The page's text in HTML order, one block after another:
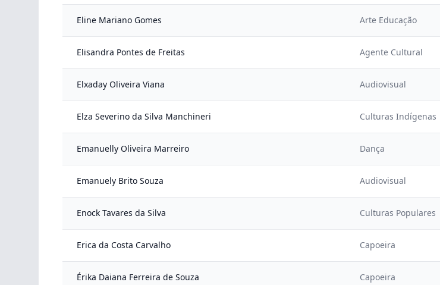
Eline Mariano Gomes Arte Educação
Elisandra Pontes de Freitas Agente Cultural
Elxaday Oliveira Viana Audiovisual
Elza Severino da Silva Manchineri Culturas Indígenas
Emanuelly Oliveira Marreiro Dança
Emanuely Brito Souza Audiovisual
Enock Tavares da Silva Culturas Populares
Erica da Costa Carvalho Capoeira
Érika Daiana Ferreira de Souza Capoeira